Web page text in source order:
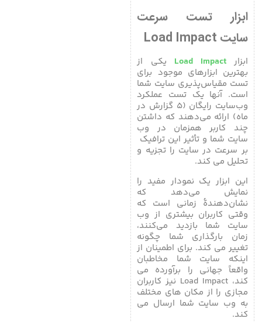
ابزار تست سرعت
سایت Load Impact
ابزارLoad Impact یکی از
بهترین ابزارهای موجود برای
تست مقیاس‌پذیری سایت شما
است. آنها یک تست عملکرد
وب‌سایت رایگان (۵ گزارش در
ماه) ارائه می‌دهند که داشتن
چند کاربر همزمان در وب
سایت شما و تأثیر این ترافیک ​​​​
بر سرعت در سایت را تجزیه و
تحلیل می کند.
این ابزار یک نمودار مفید را
نمایش می‌دهد که
نشان‌دهندۀ زمانی است که
وقتی کاربران بیشتری از وب
سایت شما بازدید می‌کنند،
زمان بارگذاری شما چگونه
تغییر می کند. برای اطمینان از
اینکه سایت شما مخاطبان
واقعاً جهانی را برآورده می
کند، Load Impact نیز کاربران
مجازی را از مکان های مختلف
به وب سایت شما ارسال می
کند.